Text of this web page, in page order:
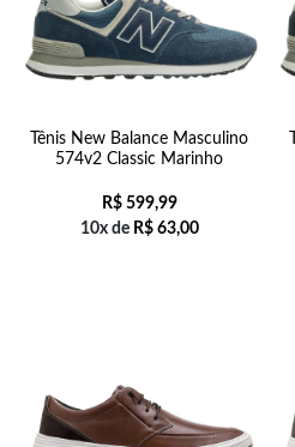
Tênis New Balance Masculino
574v2 Classic Marinho
R$599,99
10x de R$63,00